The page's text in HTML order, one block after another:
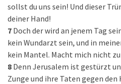
sollst du uns sein! Und dieser
deiner Hand!
7 Doch der wird an jenem Tag
kein Wundarzt sein, und in
kein Mantel. Macht mich nicht
8 Denn Jerusalem ist gestürzt
Zunge und ihre Taten gegen den